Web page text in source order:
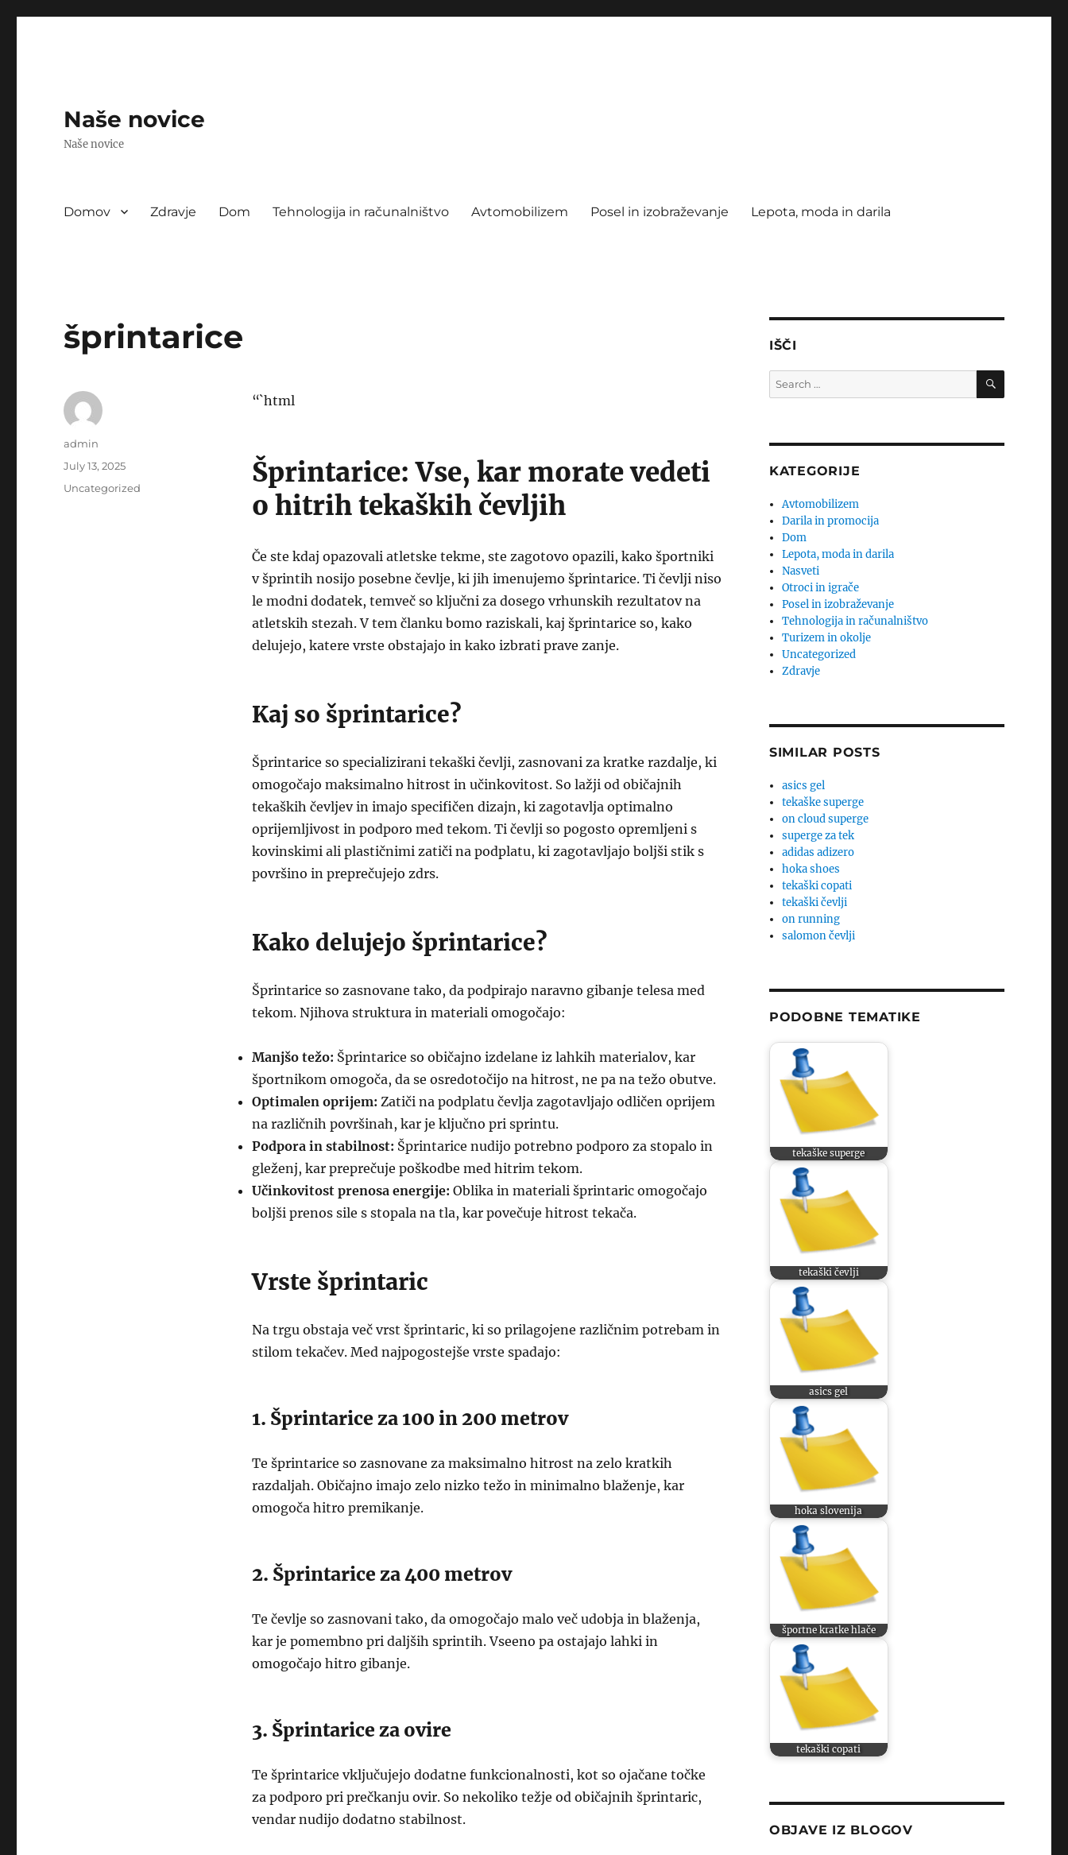
Naše novice
Naše novice
Domov Zdravje Dom Tehnologija in računalništvo Avtomobilizem Posel in izobraževanje Lepota, moda in darila
šprintarice
“`html
Šprintarice: Vse, kar morate vedeti
o hitrih tekaških čevljih
Če ste kdaj opazovali atletske tekme, ste zagotovo opazili, kako športniki
v šprintih nosijo posebne čevlje, ki jih imenujemo šprintarice. Ti čevlji niso
le modni dodatek, temveč so ključni za dosego vrhunskih rezultatov na
atletskih stezah. V tem članku bomo raziskali, kaj šprintarice so, kako
delujejo, katere vrste obstajajo in kako izbrati prave zanje.
Kaj so šprintarice?
Šprintarice so specializirani tekaški čevlji, zasnovani za kratke razdalje, ki
omogočajo maksimalno hitrost in učinkovitost. So lažji od običajnih
tekaških čevljev in imajo specifičen dizajn, ki zagotavlja optimalno
oprijemljivost in podporo med tekom. Ti čevlji so pogosto opremljeni s
kovinskimi ali plastičnimi zatiči na podplatu, ki zagotavljajo boljši stik s
površino in preprečujejo zdrs.
Kako delujejo šprintarice?
Šprintarice so zasnovane tako, da podpirajo naravno gibanje telesa med
tekom. Njihova struktura in materiali omogočajo:
Manjšo težo: Šprintarice so običajno izdelane iz lahkih materialov, kar
športnikom omogoča, da se osredotočijo na hitrost, ne pa na težo obutve.
Optimalen oprijem: Zatiči na podplatu čevlja zagotavljajo odličen oprijem
na različnih površinah, kar je ključno pri sprintu.
Podpora in stabilnost: Šprintarice nudijo potrebno podporo za stopalo in
gleženj, kar preprečuje poškodbe med hitrim tekom.
Učinkovitost prenosa energije: Oblika in materiali šprintaric omogočajo
boljši prenos sile s stopala na tla, kar povečuje hitrost tekača.
Vrste šprintaric
Na trgu obstaja več vrst šprintaric, ki so prilagojene različnim potrebam in
stilom tekačev. Med najpogostejše vrste spadajo:
1. Šprintarice za 100 in 200 metrov
Te šprintarice so zasnovane za maksimalno hitrost na zelo kratkih
razdaljah. Običajno imajo zelo nizko težo in minimalno blaženje, kar
omogoča hitro premikanje.
2. Šprintarice za 400 metrov
Te čevlje so zasnovani tako, da omogočajo malo več udobja in blaženja,
kar je pomembno pri daljših sprintih. Vseeno pa ostajajo lahki in
omogočajo hitro gibanje.
3. Šprintarice za ovire
Te šprintarice vključujejo dodatne funkcionalnosti, kot so ojačane točke
za podporo pri prečkanju ovir. So nekoliko težje od običajnih šprintaric,
vendar nudijo dodatno stabilnost.
Author
admin
Posted
July 13, 2025
Categories
Uncategorized
IŠČI
Search
for:
SEARCH
KATEGORIJE
Avtomobilizem
Darila in promocija
Dom
Lepota, moda in darila
Nasveti
Otroci in igrače
Posel in izobraževanje
Tehnologija in računalništvo
Turizem in okolje
Uncategorized
Zdravje
SIMILAR POSTS
asics gel
tekaške superge
on cloud superge
superge za tek
adidas adizero
hoka shoes
tekaški copati
tekaški čevlji
on running
salomon čevlji
PODOBNE TEMATIKE
tekaške superge
tekaški čevlji
asics gel
hoka slovenija
športne kratke hlače
tekaški copati
OBJAVE IZ BLOGOV